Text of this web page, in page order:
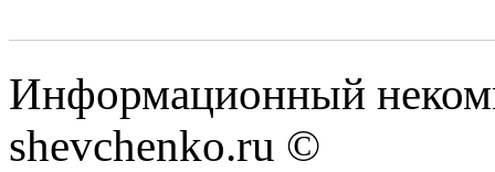
Информационный
shevchenko.ru ©